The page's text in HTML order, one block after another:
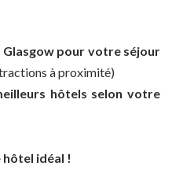
pour votre séjour
à proximité)
hôtels selon votre
idéal !